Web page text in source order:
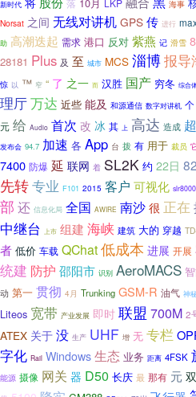
新时代 落 LKP 海事
Norsat 之间 无线对讲机 GPS 传 进行
助 高潮迭起 需求 港口 反对 紫燕 记 滑雪
28181 Plus 及 至 城市 MCS 淄博报导
惊 以 ™ 窄 “ 了 之一 而 汉胜 国产 穷冬 综合
理厅万达 近些 能及 和源通信 数字对讲机 个
元 给 Audio 首次 改 冰 其 上 高达 造成
发布会 94.7 加速 各 App 台 拨 有 用于 裁员
7400 防爆 延 联网 着 SL2K 约 22日
先转专业 F101 2015 客户 可视化
部 还 信息化局 全国 AWIRE 南沙很 正在
中继台
上市 组建 海峡 建筑 大的 穿越
者 低价 车载 QChat低成本 进展 开展
统建 防护 邵阳市 识别 AeroMACS
动 第一 贯彻 4月 Trunking GSM-R 油气 神
Liteos 宽带 产业发展 即时 联盟 700M 2
ATEX 关于 没 生产 UHF 增 无 专栏
字化 Rail Windows 生态 业务 距离 4FSK
能源 摄像 网关 器 D50 长庆 最 那有 元